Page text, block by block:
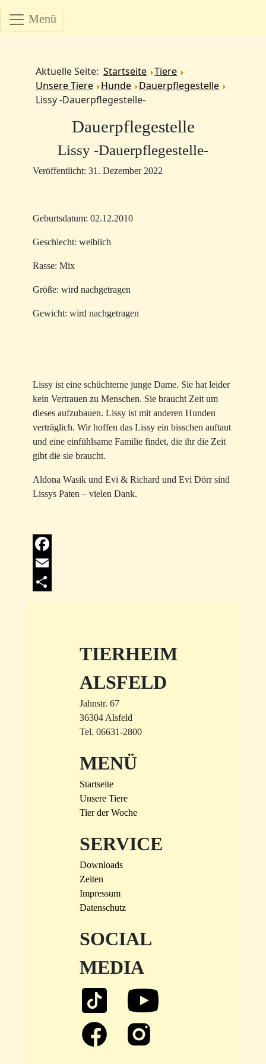
Menü
Aktuelle Seite: Startseite Tiere
Unsere Tiere
Hunde
Dauerpflegestelle
Lissy -Dauerpflegestelle-
Dauerpflegestelle
Lissy -Dauerpflegestelle-
Veröffentlicht: 31. Dezember 2022
Geburtsdatum: 02.12.2010
Geschlecht: weiblich
Rasse: Mix
Größe: wird nachgetragen
Gewicht: wird nachgetragen
Lissy ist eine schüchterne junge Dame. Sie hat leider
kein Vertrauen zu Menschen. Sie braucht Zeit um
dieses aufzubauen. Lissy ist mit anderen Hunden
verträglich. Wir hoffen das Lissy ein bisschen auftaut
und eine einfühlsame Familie findet, die ihr die Zeit
gibt die sie braucht.
Aldona Wasik und Evi & Richard und Evi Dörr sind
Lissys Paten – vielen Dank.
Facebook
Email
TIERHEIM
ALSFELD
Jahnstr. 67
36304 Alsfeld
Tel. 06631-2800
MENÜ
Startseite
Unsere Tiere
Tier der Woche
SERVICE
Downloads
Zeiten
Impressum
Datenschutz
SOCIAL
MEDIA